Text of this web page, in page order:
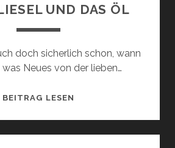
UND DAS ÖL
doch sicherlich schon, wann
Neues von der lieben…
BEITRAG LESEN